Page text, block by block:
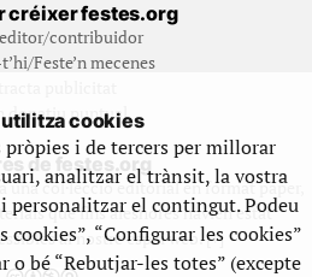
créixer festes.org
editor/contribuidor
Feste’n mecenes
donatiu puntual
de festes.org
una col·lecció editorial en format paper,
que fins aleshores havien estat
al nostre espai web. [+]
cookies
i de tercers per millorar
analitzar el trànsit, la vostra
personalitzar el contingut. Podeu
cookies”, “Configurar les cookies”
o bé “Rebutjar-les totes” (excepte